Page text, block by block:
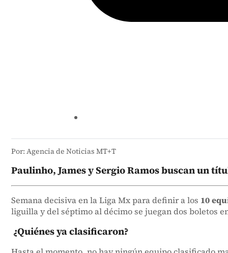
Por: Agencia de Noticias MT+T
Paulinho, James y Sergio Ramos buscan un
Semana decisiva en la Liga Mx para definir a los 10
liguilla y del séptimo al décimo se juegan dos boletos
¿Quiénes ya clasificaron?